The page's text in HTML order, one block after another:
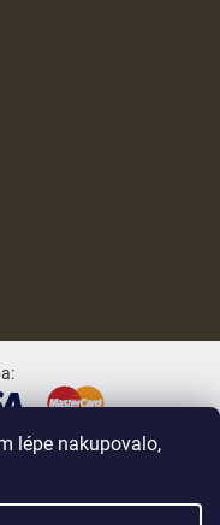
lépe nakupovalo,